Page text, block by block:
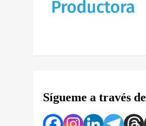
Sígueme a través de